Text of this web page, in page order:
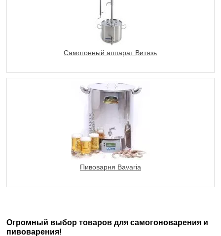
Самогонный аппарат Витязь
Пивоварня Bavaria
Огромный выбор товаров для самогоноварения и
пивоварения!